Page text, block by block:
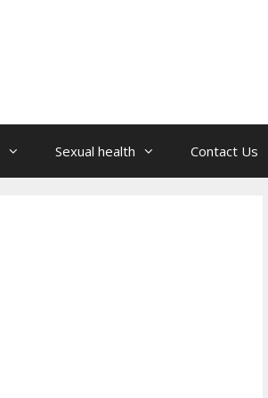
Sexual health Contact Us